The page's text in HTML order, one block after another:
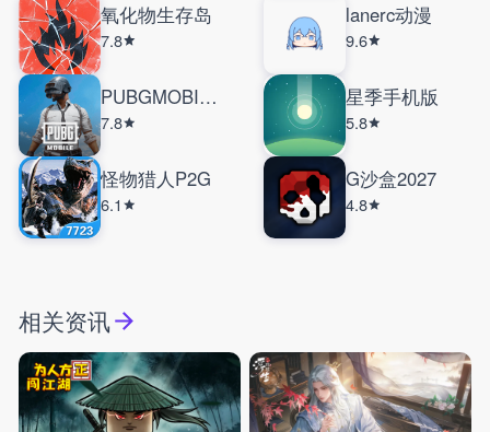
氧化物生存岛
7.8
lanerc动漫
9.6
PUBGMOBILE国际服
7.8
星季手机版
5.8
怪物猎人P2G
6.1
G沙盒2027
4.8
相关资讯